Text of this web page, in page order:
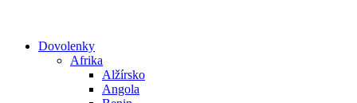
Dovolenky
Afrika
Alžírsko
Angola